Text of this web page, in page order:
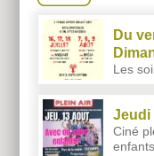
Du
Les
Jeudi
Ciné